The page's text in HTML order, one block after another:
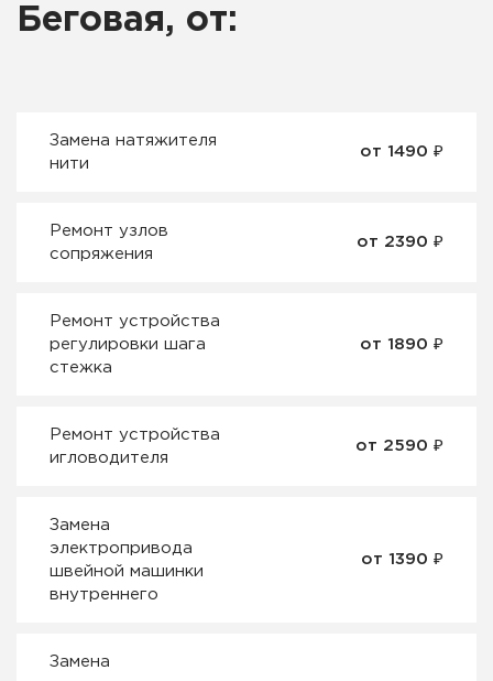
Беговая, от:
Замена натяжителя
нити
от 1490 ₽
Ремонт узлов
сопряжения
от 2390 ₽
Ремонт устройства
регулировки шага
стежка
от 1890 ₽
Ремонт устройства
игловодителя
от 2590 ₽
Замена
электропривода
швейной машинки
внутреннего
от 1390 ₽
Замена